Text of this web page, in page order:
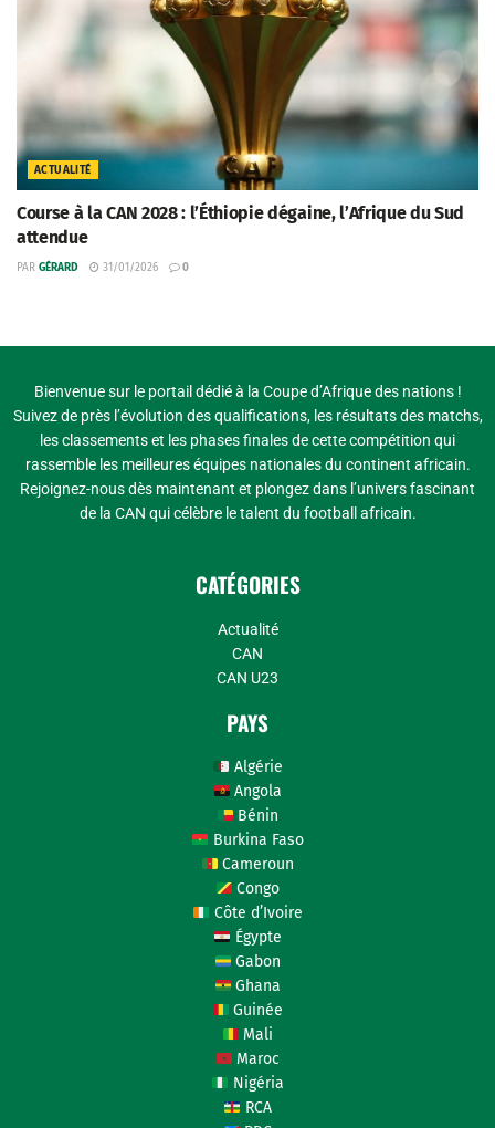
ACTUALITÉ
Course à la CAN 2028 : l’Éthiopie dégaine, l’Afrique du Sud
attendue
PAR GÉRARD 31/01/2026 0
Bienvenue sur le portail dédié à la Coupe d’Afrique des nations !
Suivez de près l’évolution des qualifications, les résultats des matchs,
les classements et les phases finales de cette compétition qui
rassemble les meilleures équipes nationales du continent africain.
Rejoignez-nous dès maintenant et plongez dans l’univers fascinant
de la CAN qui célèbre le talent du football africain.
CATÉGORIES
Actualité
CAN
CAN U23
PAYS
Algérie
Angola
Bénin
Burkina Faso
Cameroun
Congo
Côte d’Ivoire
Égypte
Gabon
Ghana
Guinée
Mali
Maroc
Nigéria
RCA